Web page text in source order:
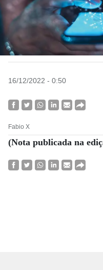
16/12/2022 - 0:50
Fabio X
(Nota publicada na